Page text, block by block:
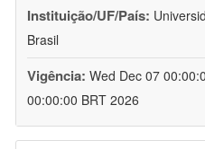
Instituição/UF/País:
Brasil
Vigência: Wed Dec 07
00:00:00 BRT 2026